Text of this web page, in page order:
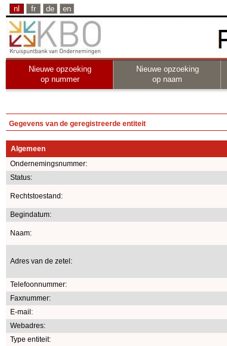
nl fr de en
Nieuwe opzoeking
op nummer
Nieuwe opzoeking
op naam
Gegevens van de geregistreerde entiteit
Algemeen
Ondernemingsnummer:
Status:
Rechtstoestand:
Begindatum:
Naam:
Adres van de zetel:
Telefoonnummer:
Faxnummer:
E-mail:
Webadres:
Type entiteit: